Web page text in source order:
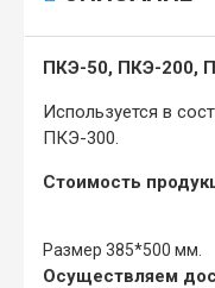
ПКЭ-50, ПКЭ-200,
Используется в
ПКЭ-300.
Стоимость
Размер 385*500 мм.
Осуществляем